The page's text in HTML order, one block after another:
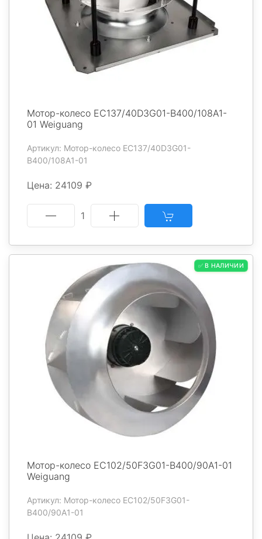
Мотор-колесо EC137/40D3G01-B400/108A1-
01 Weiguang
Артикул: Мотор-колесо EC137/40D3G01-
B400/108A1-01
Цена: 24109 ₽
1
✅ В НАЛИЧИИ
Мотор-колесо EC102/50F3G01-B400/90A1-01
Weiguang
Артикул: Мотор-колесо EC102/50F3G01-
B400/90A1-01